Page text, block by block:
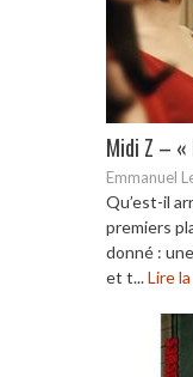
Midi Z – «
Emmanuel
Qu’est-il
premiers
donné :
et t...Lire